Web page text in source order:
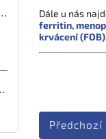
Dále u nás
ferritin,
krvácení
Předchozí